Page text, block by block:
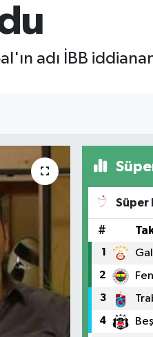
adı İBB
Süper
#
1
2
3
4